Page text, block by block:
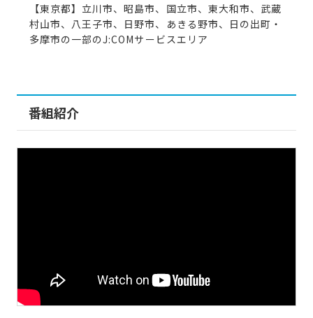
【東京都】立川市、昭島市、国立市、東大和市、武蔵
村山市、八王子市、日野市、あきる野市、日の出町・
多摩市の一部のJ:COMサービスエリア
番組紹介